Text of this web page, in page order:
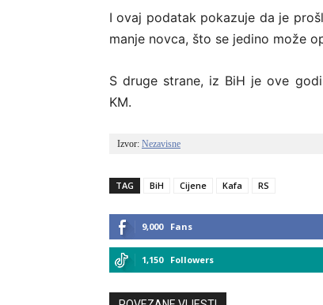
I ovaj podatak pokazuje da je
manje novca, što se jedino može
S druge strane, iz BiH je ove
KM.
Izvor: Nezavisne
TAG BiH Cijene Kafa RS
9,000 Fans
1,150 Followers